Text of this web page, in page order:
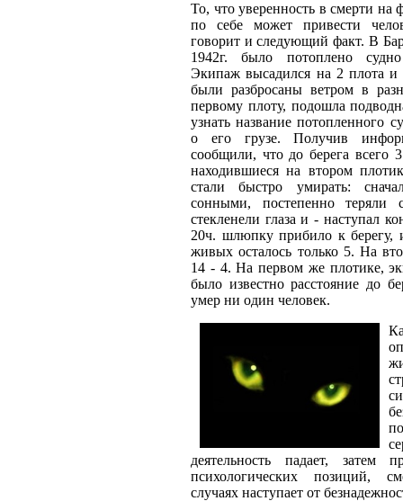
То, что уверенность в смерти на
по себе может привести
говорит и следующий факт. В
1942г. было потоплено
Экипаж высадился на 2 плота
были разбросаны ветром в
первому плоту, подошла
узнать название потопленного
о его грузе. Получив
сообщили, что до берега всего
находившиеся на втором
стали быстро умирать:
сонными, постепенно теряли
стекленели глаза и - наступал
20ч. шлюпку прибило к берегу,
живых осталось только 5. На
14 - 4. На первом же плотике,
было известно расстояние до
умер ни один человек.
деятельность падает, затем
психологических позиций,
случаях наступает от